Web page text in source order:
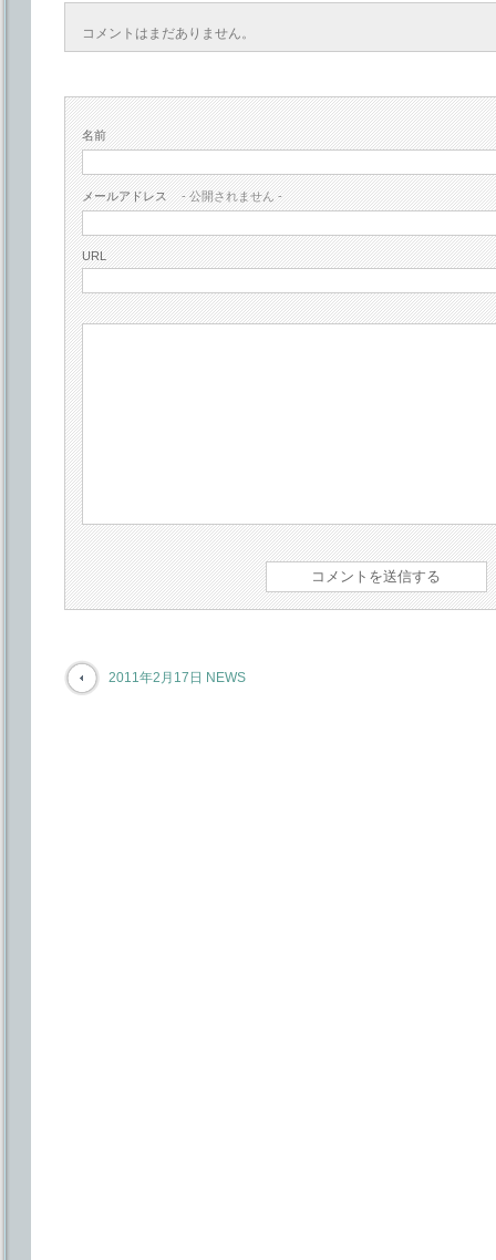
コメントはまだありません。
名前
メールアドレス - 公開されません -
URL
2011年2月17日 NEWS